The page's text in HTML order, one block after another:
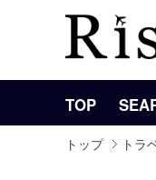
TOP
トップ トラ